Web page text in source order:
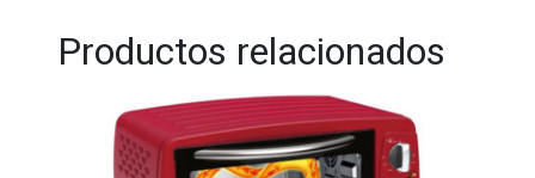
Productos relacionados